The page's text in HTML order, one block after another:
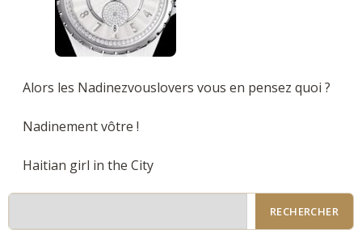
Alors les Nadinezvouslovers vous en pensez quoi ?
Nadinement vôtre !
Haitian girl in the City
RECHERCHER